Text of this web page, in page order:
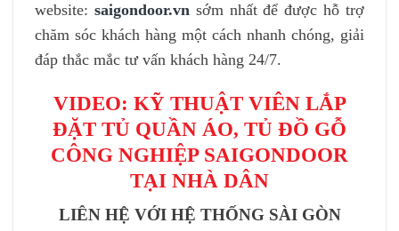
website: saigondoor.vn sớm nhất để được hỗ trợ
chăm sóc khách hàng một cách nhanh chóng, giải
đáp thắc mắc tư vấn khách hàng 24/7.
VIDEO: KỸ THUẬT VIÊN LẮP
ĐẶT TỦ QUẦN ÁO, TỦ ĐỒ GỖ
CÔNG NGHIỆP SAIGONDOOR
TẠI NHÀ DÂN
LIÊN HỆ VỚI HỆ THỐNG SÀI GÒN